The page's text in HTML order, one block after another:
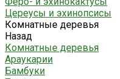
Цереусы и эхинопсисы
Комнатные деревья
Назад
Комнатные деревья
Араукарии
Бамбуки